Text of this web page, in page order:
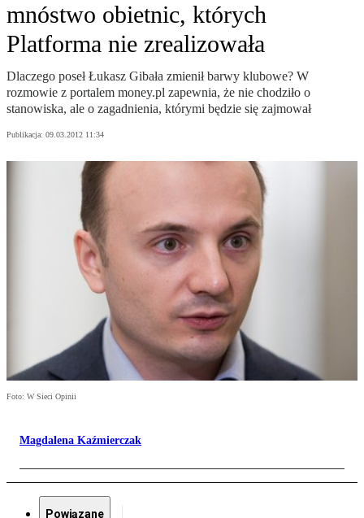
mnóstwo obietnic, których
Platforma nie zrealizowała
Dlaczego poseł Łukasz Gibała zmienił barwy klubowe? W
rozmowie z portalem money.pl zapewnia, że nie chodziło o
stanowiska, ale o zagadnienia, którymi będzie się zajmował
Publikacja: 09.03.2012 11:34
Foto: W Sieci Opinii
Magdalena Kaźmierczak
Powiązane